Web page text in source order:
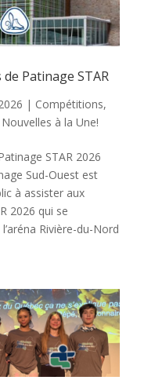
Patinage STAR
| Compétitions,
Nouvelles à la Une!
STAR 2026
Sud-Ouest est
à assister aux
2026 qui se
Rivière-du-Nord